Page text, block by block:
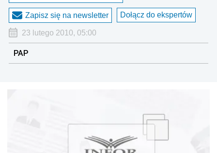
Zapisz się na newsletter Dołącz do ekspertów
23 lutego 2010, 05:00
PAP